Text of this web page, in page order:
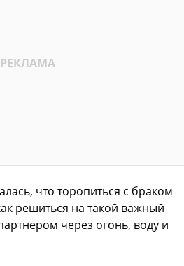
что торопиться с браком
решиться на такой важный
через огонь, воду и